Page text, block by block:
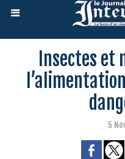
Insectes
5